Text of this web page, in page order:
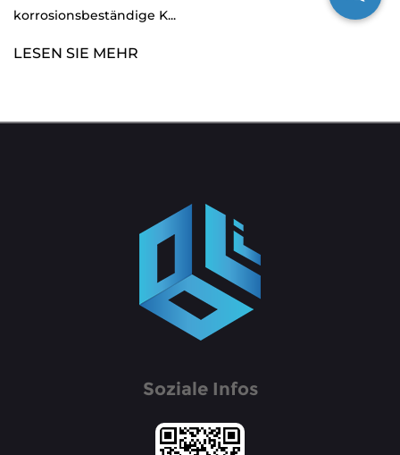
korrosionsbeständige K...
LESEN SIE MEHR
Soziale Infos